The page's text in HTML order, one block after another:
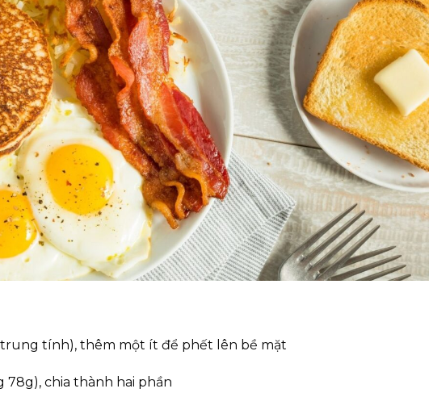
trung tính), thêm một ít để phết lên bề mặt
78g), chia thành hai phần